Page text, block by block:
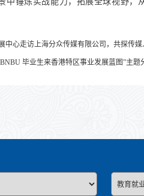
中心走访上海分众传媒有限公司，共探传
毕业生来香港特区事业发展蓝图”主题